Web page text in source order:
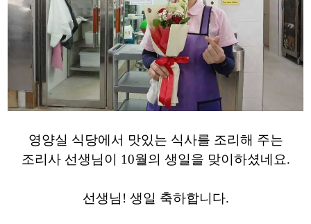
영양실 식당에서 맛있는 식사를 조리해 주는
조리사 선생님이 10월의 생일을 맞이하셨네요.
선생님! 생일 축하합니다.